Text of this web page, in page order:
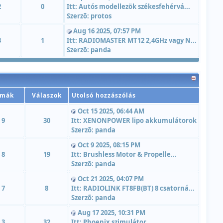
0
Itt: Autós modellezök székesfehérvá...
Szerzõ: protos
1
Aug 16 2025, 07:57 PM
Itt: RADIOMASTER MT12 2,4GHz vagy N...
Szerzõ: panda
Válaszok Utolsó hozzászólás
9 30
Oct 15 2025, 06:44 AM
Itt: XENONPOWER lipo akkumulátorok
Szerzõ: panda
8 19
Oct 9 2025, 08:15 PM
Itt: Brushless Motor & Propelle...
Szerzõ: panda
7 8
Oct 21 2025, 04:07 PM
Itt: RADIOLINK FT8FB(BT) 8 csatorná...
Szerzõ: panda
Aug 17 2025, 10:31 PM